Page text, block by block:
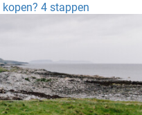
4 stappen